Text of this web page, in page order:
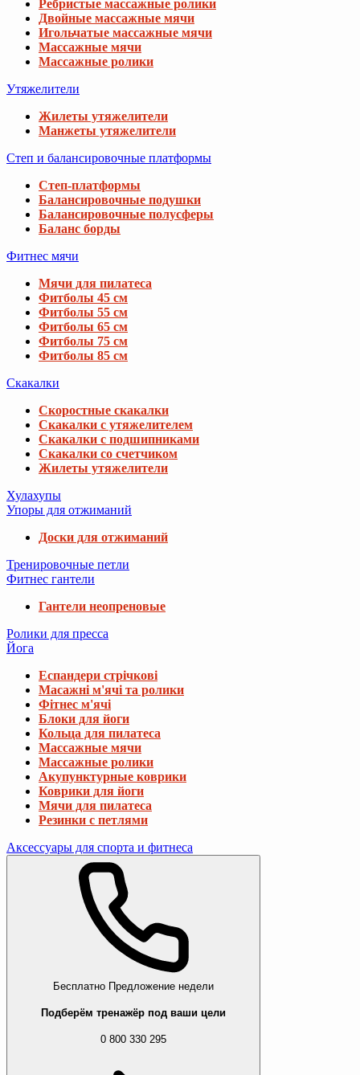
Ребристые массажные ролики
Двойные массажные мячи
Игольчатые массажные мячи
Массажные мячи
Массажные ролики
Утяжелители
Жилеты утяжелители
Манжеты утяжелители
Степ и балансировочные платформы
Степ-платформы
Балансировочные подушки
Балансировочные полусферы
Баланс борды
Фитнес мячи
Мячи для пилатеса
Фитболы 45 см
Фитболы 55 см
Фитболы 65 см
Фитболы 75 см
Фитболы 85 см
Скакалки
Скоростные скакалки
Скакалки с утяжелителем
Скакалки с подшипниками
Скакалки со счетчиком
Жилеты утяжелители
Хулахупы
Упоры для отжиманий
Доски для отжиманий
Тренировочные петли
Фитнес гантели
Гантели неопреновые
Ролики для пресса
Йога
Еспандери стрічкові
Масажні м'ячі та ролики
Фітнес м'ячі
Блоки для йоги
Кольца для пилатеса
Массажные мячи
Массажные ролики
Акупунктурные коврики
Коврики для йоги
Мячи для пилатеса
Резинки с петлями
Аксессуары для спорта и фитнеса
Бесплатно Предложение недели
Подберём тренажёр под ваши цели
0 800 330 295